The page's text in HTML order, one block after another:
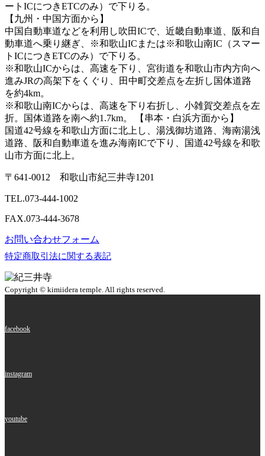
ートICにつきETCのみ）で下りる。
【九州・中国方面から】
中国自動車道などを利用し吹田ICで、近畿自動車道、阪和自
動車道へ乗り継ぎ、※和歌山ICまたは※和歌山南IC（スマー
トICにつきETCのみ）で下りる。
※和歌山ICからは、高速を下り、宮街道を和歌山市内方向へ
進みJRの高架下をくぐり、田中町交差点を左折し国体道路
を約4km。
※和歌山南ICからは、高速を下り右折し、小雑賀交差点を左
折。国体道路を南へ約1.7km。 【串本・白浜方面から】
国道42号線を和歌山方面に北上し、湯浅御坊道路、海南湯浅
道路、阪和自動車道を進み海南ICで下り、国道42号線を和歌
山市方面に北上。
〒641-0012 和歌山市紀三井寺1201
TEL.073-444-1002
FAX.073-444-3678
お問い合わせフォーム
特定商取引法に関する表記
Copyright © kimiidera temple. All rights reserved.
facebook
instagram
youtube